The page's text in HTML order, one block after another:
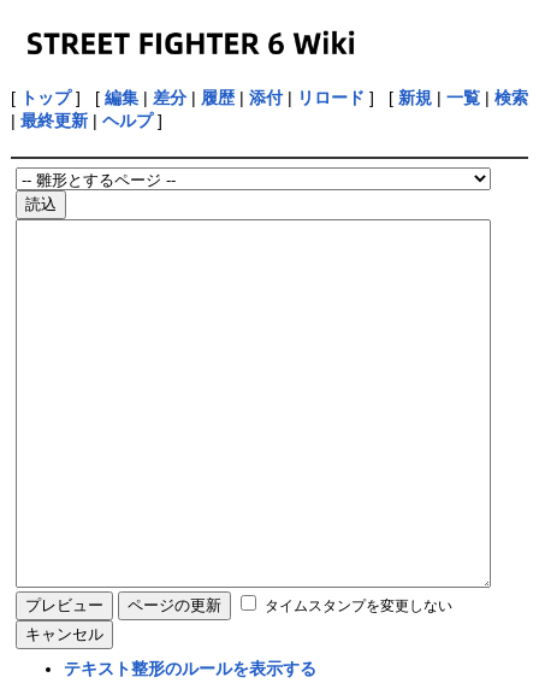
[ トップ] [ 編集| 差分| 履歴| 添付| リロード ] [ 新規| 一覧| 検索
| 最終更新| ヘルプ]
タイムスタンプを変更しない
テキスト整形のルールを表示する